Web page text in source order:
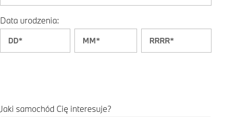
Data urodzenia:
Jaki samochód Cię interesuje?